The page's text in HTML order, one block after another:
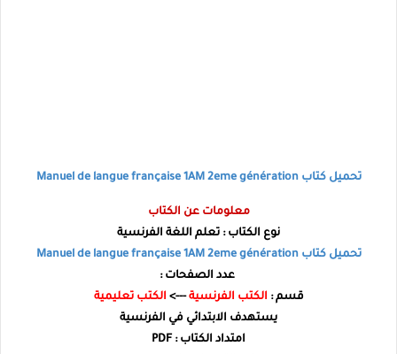
تحميل كتاب Manuel de langue française 1AM 2eme génération
معلومات عن الكتاب
نوع الكتاب : تعلم اللغة الفرنسية
تحميل كتاب Manuel de langue française 1AM 2eme génération
عدد الصفحات :
قسم : الكتب الفرنسية---> الكتب تعليمية
يستهدف الابتدائي في الفرنسية
امتداد الكتاب : PDF